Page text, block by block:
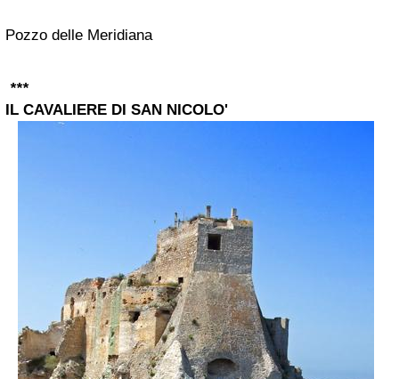
Pozzo delle Meridiana
***
IL CAVALIERE DI SAN NICOLO'